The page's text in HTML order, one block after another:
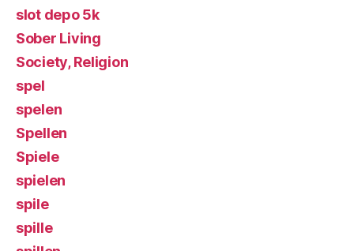
slot depo 5k
Sober Living
Society, Religion
spel
spelen
Spellen
Spiele
spielen
spile
spille